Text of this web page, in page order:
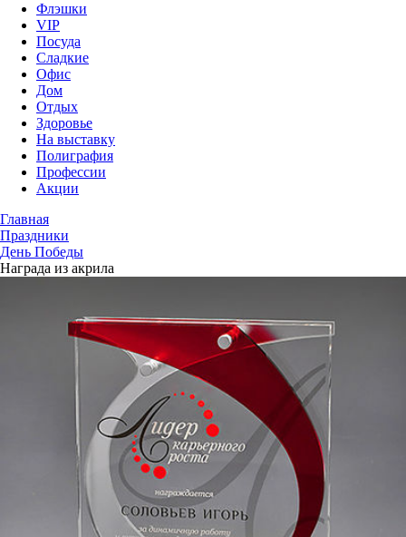
Флэшки
VIP
Посуда
Сладкие
Офис
Дом
Отдых
Здоровье
На выставку
Полиграфия
Профессии
Акции
Главная
Праздники
День Победы
Награда из акрила